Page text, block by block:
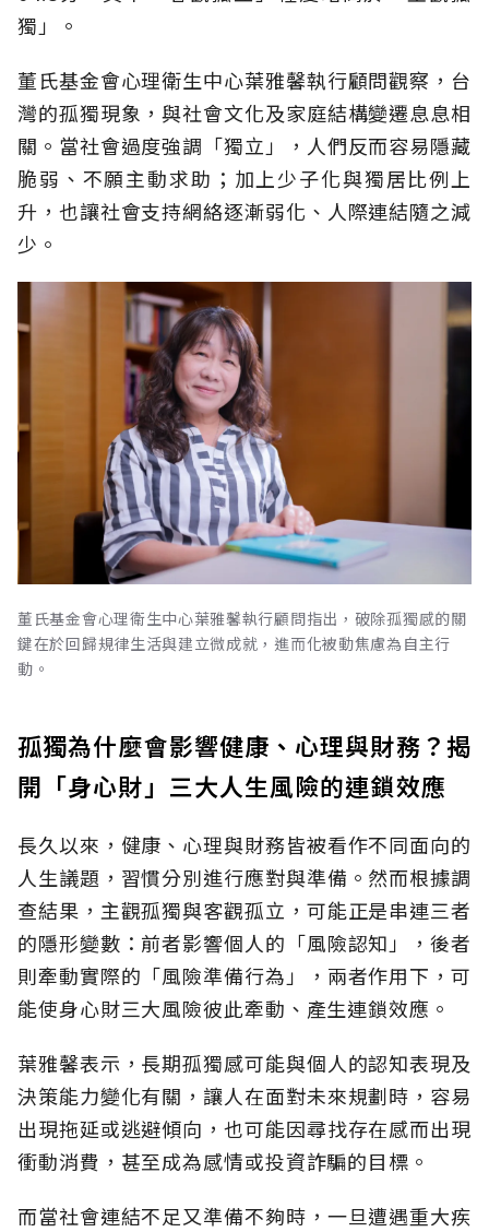
獨」。
董氏基金會心理衛生中心葉雅馨執行顧問觀察，台
灣的孤獨現象，與社會文化及家庭結構變遷息息相
關。當社會過度強調「獨立」，人們反而容易隱藏
脆弱、不願主動求助；加上少子化與獨居比例上
升，也讓社會支持網絡逐漸弱化、人際連結隨之減
少。
董氏基金會心理衛生中心葉雅馨執行顧問指出，破除孤獨感的關
鍵在於回歸規律生活與建立微成就，進而化被動焦慮為自主行
動。
孤獨為什麼會影響健康、心理與財務？揭
開「身心財」三大人生風險的連鎖效應
長久以來，健康、心理與財務皆被看作不同面向的
人生議題，習慣分別進行應對與準備。然而根據調
查結果，主觀孤獨與客觀孤立，可能正是串連三者
的隱形變數：前者影響個人的「風險認知」，後者
則牽動實際的「風險準備行為」，兩者作用下，可
能使身心財三大風險彼此牽動、產生連鎖效應。
葉雅馨表示，長期孤獨感可能與個人的認知表現及
決策能力變化有關，讓人在面對未來規劃時，容易
出現拖延或逃避傾向，也可能因尋找存在感而出現
衝動消費，甚至成為感情或投資詐騙的目標。
而當社會連結不足又準備不夠時，一旦遭遇重大疾